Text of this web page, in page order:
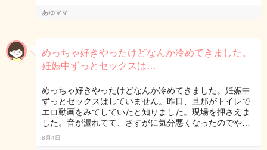
あゆママ
めっちゃ好きやったけどなんか冷めてきました。
妊娠中ずっとセックスは…
めっちゃ好きやったけどなんか冷めてきました。妊娠中
ずっとセックスはしていません。昨日、旦那がトイレで
エロ動画をみてしていたと知りました。現場を押さえま
した。音が漏れてて、さすがに気分悪くなったのでや…
8月4日